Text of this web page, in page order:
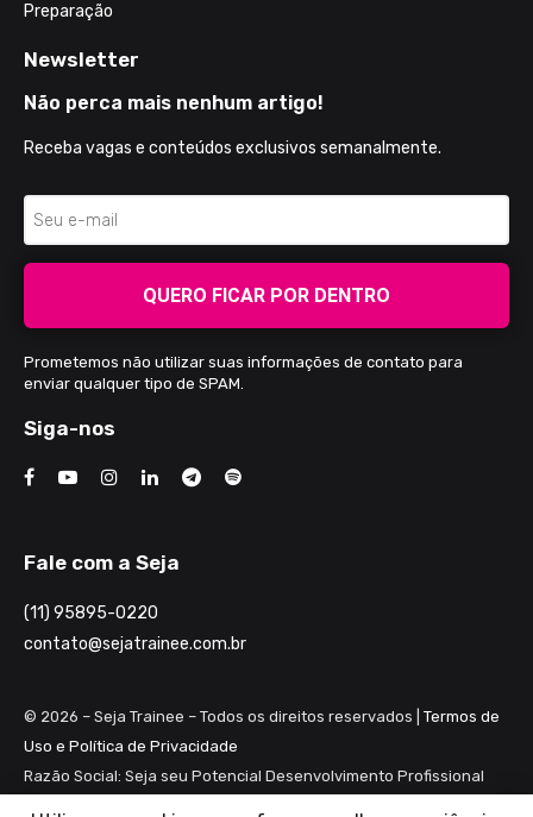
Preparação
Newsletter
Não perca mais nenhum artigo!
Receba vagas e conteúdos exclusivos semanalmente.
QUERO FICAR POR DENTRO
Prometemos não utilizar suas informações de contato para
enviar qualquer tipo de SPAM.
Siga-nos
Fale com a Seja
(11) 95895-0220
contato@sejatrainee.com.br
© 2026 – Seja Trainee – Todos os direitos reservados | Termos de
Uso e Política de Privacidade
Razão Social: Seja seu Potencial Desenvolvimento Profissional